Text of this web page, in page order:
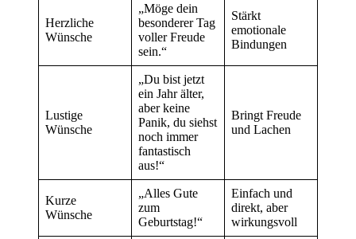
Herzliche
Wünsche
„Möge dein
besonderer Tag
voller Freude
sein.“
Stärkt
emotionale
Bindungen
Lustige
Wünsche
„Du bist jetzt
ein Jahr älter,
aber keine
Panik, du siehst
noch immer
fantastisch
aus!“
Bringt Freude
und Lachen
Kurze
Wünsche
„Alles Gute
zum
Geburtstag!“
Einfach und
direkt, aber
wirkungsvoll